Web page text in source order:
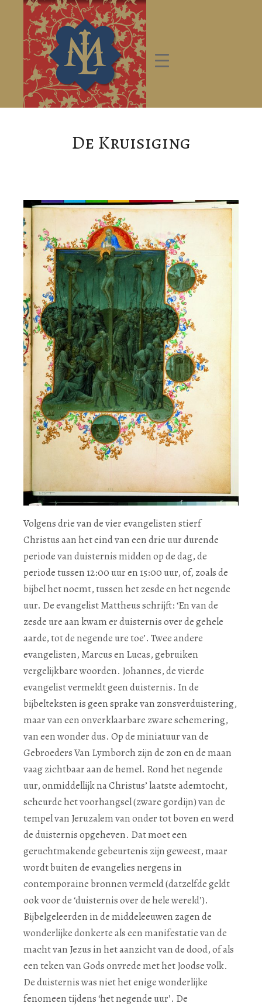
De Kruisiging
Volgens drie van de vier evangelisten stierf
Christus aan het eind van een drie uur durende
periode van duisternis midden op de dag, de
periode tussen 12:00 uur en 15:00 uur, of, zoals de
bijbel het noemt, tussen het zesde en het negende
uur. De evangelist Mattheus schrijft: ‘En van de
zesde ure aan kwam er duisternis over de gehele
aarde, tot de negende ure toe’. Twee andere
evangelisten, Marcus en Lucas, gebruiken
vergelijkbare woorden. Johannes, de vierde
evangelist vermeldt geen duisternis. In de
bijbelteksten is geen sprake van zonsverduistering,
maar van een onverklaarbare zware schemering,
van een wonder dus. Op de miniatuur van de
Gebroeders Van Lymborch zijn de zon en de maan
vaag zichtbaar aan de hemel. Rond het negende
uur, onmiddellijk na Christus’ laatste ademtocht,
scheurde het voorhangsel (zware gordijn) van de
tempel van Jeruzalem van onder tot boven en werd
de duisternis opgeheven. Dat moet een
geruchtmakende gebeurtenis zijn geweest, maar
wordt buiten de evangelies nergens in
contemporaine bronnen vermeld (datzelfde geldt
ook voor de ‘duisternis over de hele wereld’).
Bijbelgeleerden in de middeleeuwen zagen de
wonderlijke donkerte als een manifestatie van de
macht van Jezus in het aanzicht van de dood, of als
een teken van Gods onvrede met het Joodse volk.
De duisternis was niet het enige wonderlijke
fenomeen tijdens ‘het negende uur’. De